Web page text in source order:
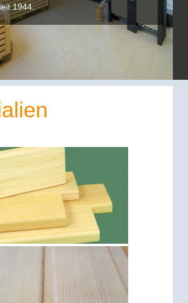
1944.